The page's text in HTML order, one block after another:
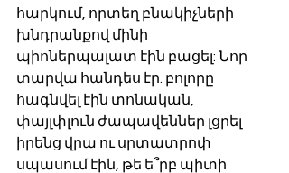
հարկում, որտեղ բնակիչների
խնդրանքով մինի
պիոներպալատ էին բացել: Նոր
տարվա հանդես էր. բոլորը
հագնվել էին տոնական,
փայլփլուն ժապավեններ լցրել
իրենց վրա ու սրտատրոփ
սպասում էին, թե ե՞րբ պիտի